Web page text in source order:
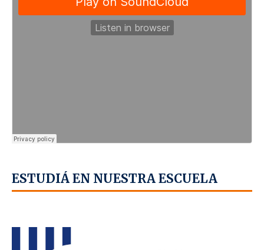
ESTUDIÁ EN NUESTRA ESCUELA